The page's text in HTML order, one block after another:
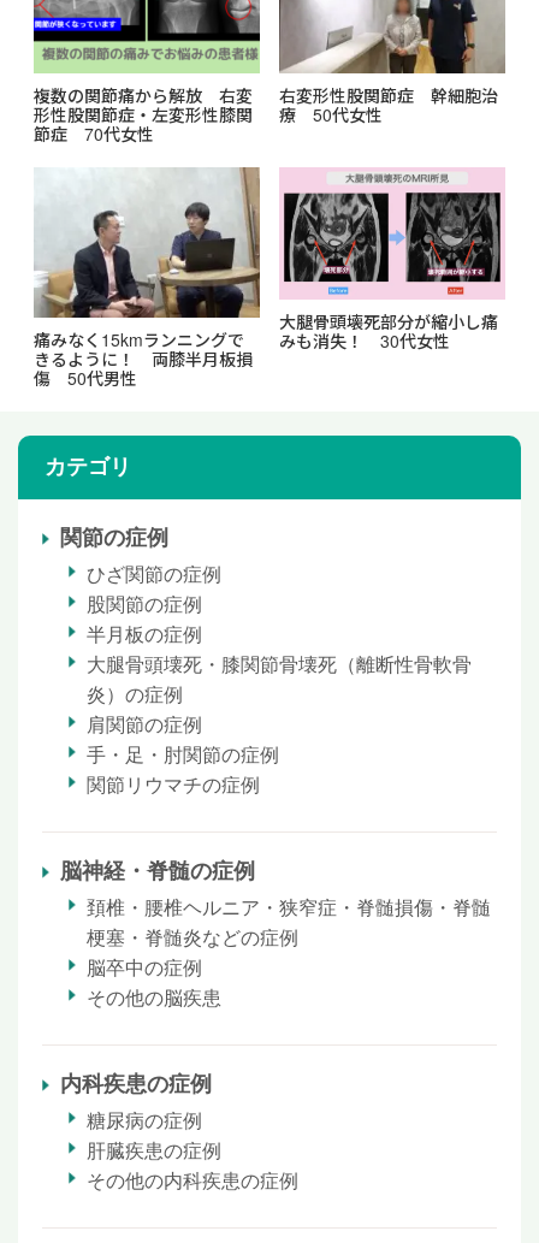
複数の関節痛から解放 右変
形性股関節症・左変形性膝関
節症 70代女性
右変形性股関節症 幹細胞治
療 50代女性
痛みなく15kmランニングで
きるように！ 両膝半月板損
傷 50代男性
大腿骨頭壊死部分が縮小し痛
みも消失！ 30代⼥性
カテゴリ
関節の症例
ひざ関節の症例
股関節の症例
半月板の症例
大腿骨頭壊死・膝関節骨壊死（離断性骨軟骨
炎）の症例
肩関節の症例
手・足・肘関節の症例
関節リウマチの症例
脳神経・脊髄の症例
頚椎・腰椎ヘルニア・狭窄症・脊髄損傷・脊髄
梗塞・脊髄炎などの症例
脳卒中の症例
その他の脳疾患
内科疾患の症例
糖尿病の症例
肝臓疾患の症例
その他の内科疾患の症例